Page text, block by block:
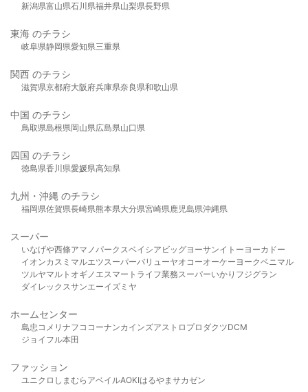
新潟県富山県石川県福井県山梨県長野県
東海 のチラシ
岐阜県静岡県愛知県三重県
関西 のチラシ
滋賀県京都府大阪府兵庫県奈良県和歌山県
中国 のチラシ
鳥取県島根県岡山県広島県山口県
四国 のチラシ
徳島県香川県愛媛県高知県
九州・沖縄 のチラシ
福岡県佐賀県長崎県熊本県大分県宮崎県鹿児島県沖縄県
スーパー
いなげや西條アマノパークスベイシア ビッグヨーサンイトーヨーカドー
イオンカスミ マルエツスーパーバリューヤオコーオーケー ヨークベニマル
ツルヤマルト オギノ エスマート ライフ業務スーパーいかり フジグラン
ダイレックスサンエーイズミヤ
ホームセンター
島忠 コメリ ナフコ コーナンカインズアストロプロダクツDCM
ジョイフル本田
ファッション
ユニクロ しまむら アベイルAOKIはるやま サカゼン